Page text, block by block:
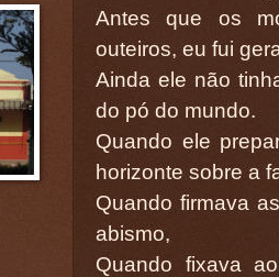
Antes que os
outeiros, eu fui
Ainda ele não
do pó do mundo.
Quando ele
horizonte sobre a
Quando firmava
abismo,
Quando fixava